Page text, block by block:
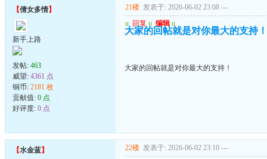
【倩女多情】
新手上路
发帖: 463
威望: 4361 点
铜币: 2181 枚
贡献值: 0 点
好评度: 0 点
21楼 发表于: 2026-06-02 23:08 ---
u 回复 u 编辑 u
大家的回帖就是对你最大的支持！
大家的回帖就是对你最大的支持！
【水金蓝】 22楼 发表于: 2026-06-02 23:10 ---